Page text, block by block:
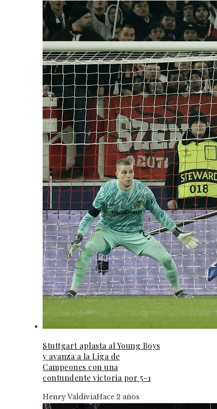
Stuttgart aplasta al Young Boys
y avanza a la Liga de
Campeones con una
contundente victoria por 5-1
Henry ValdiviaHace 2 años